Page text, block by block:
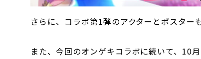
さらに、コラボ第1弾のアクターとポスター
また、今回のオンゲキコラボに続いて、10